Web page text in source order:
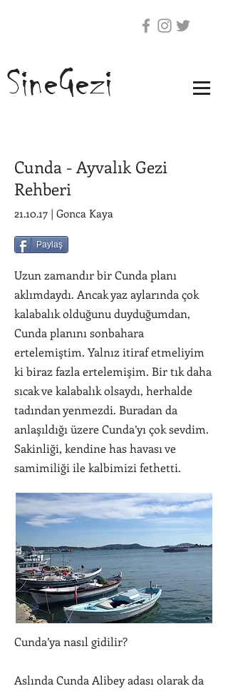
SineGezi
Cunda - Ayvalık Gezi
Rehberi
21.10.17 | Gonca Kaya
Paylaş
Uzun zamandır bir Cunda planı
aklımdaydı. Ancak yaz aylarında çok
kalabalık olduğunu duyduğumdan,
Cunda planını sonbahara
ertelemiştim. Yalnız itiraf etmeliyim
ki biraz fazla ertelemişim. Bir tık daha
sıcak ve kalabalık olsaydı, herhalde
tadından yenmezdi. Buradan da
anlaşıldığı üzere Cunda’yı çok sevdim.
Sakinliği, kendine has havası ve
samimiliği ile kalbimizi fethetti.
Cunda’ya nasıl gidilir?
Aslında Cunda Alibey adası olarak da